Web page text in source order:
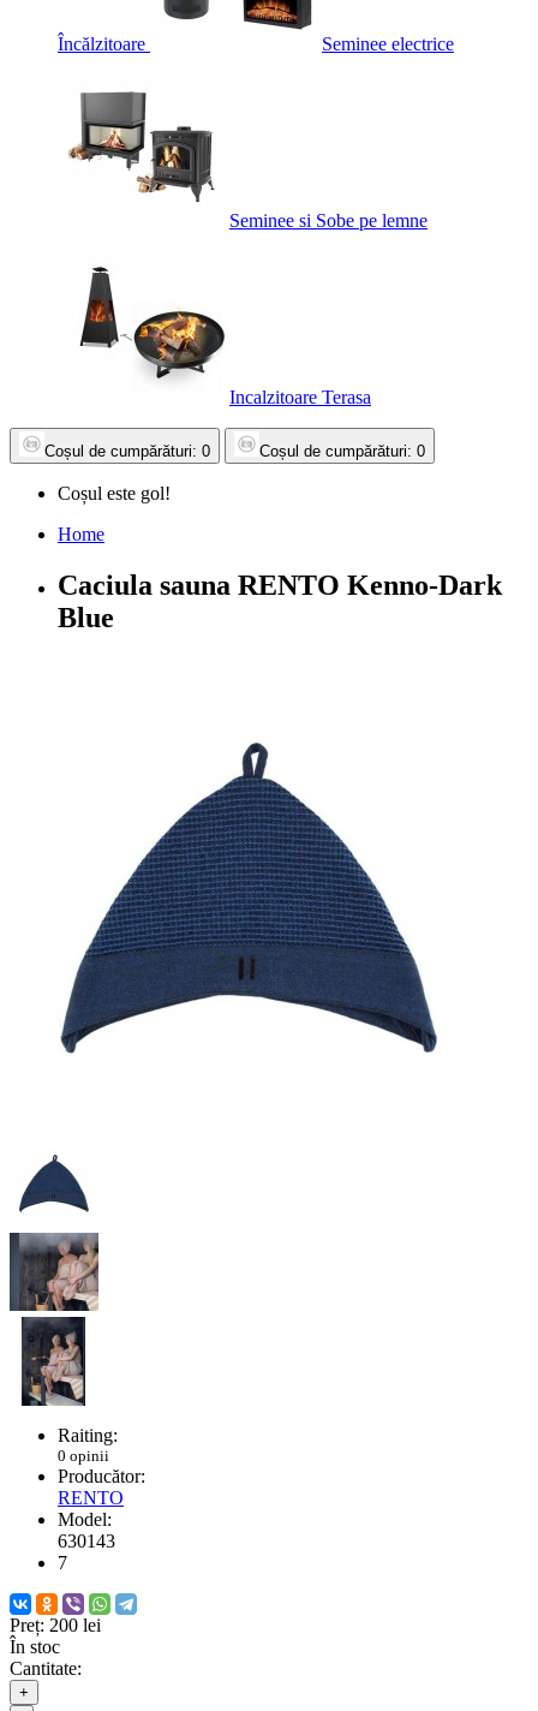
Încălzitoare Seminee electrice
Seminee si Sobe pe lemne
Incalzitoare Terasa
Coșul de cumpărături: 0 Coșul de cumpărături: 0
Coșul este gol!
Home
Caciula sauna RENTO Kenno-Dark
Blue
Raiting:
0 opinii
Producător:
RENTO
Model:
630143
7
Preț: 200 lei
În stoc
Cantitate:
+